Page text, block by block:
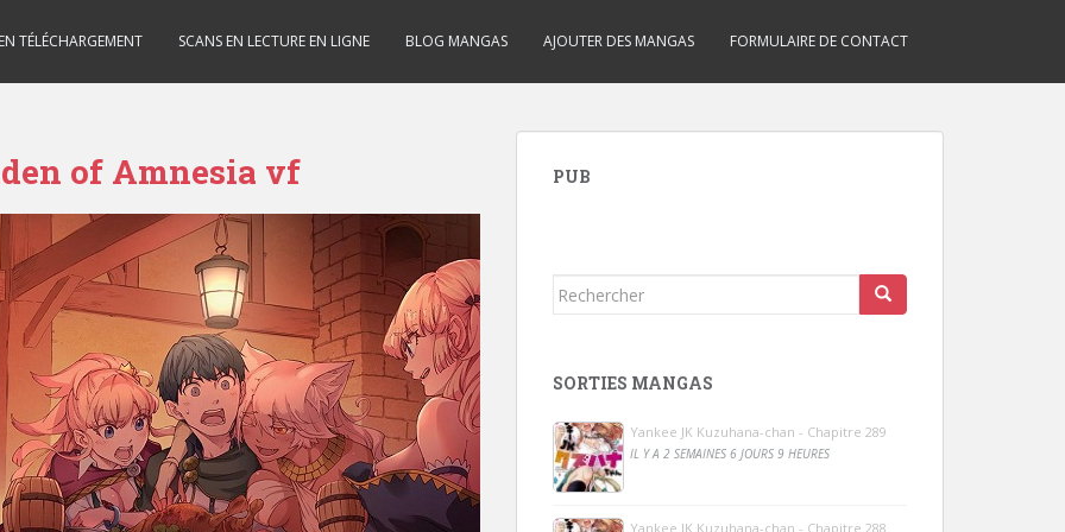
TÉLÉCHARGEMENT SCANS EN LECTURE EN LIGNE BLOG MANGAS AJOUTER DES MANGAS FORMULAIRE DE CONTACT
of Amnesia vf PUB
Rechercher...
SORTIES MANGAS
Yankee JK Kuzuhana-chan - Chapitre 289
IL Y A 2 SEMAINES 6 JOURS 9 HEURES
Yankee JK Kuzuhana-chan - Chapitre 288